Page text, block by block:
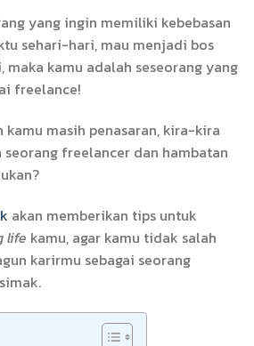
yang ingin memiliki kebebasan
sehari-hari, mau menjadi bos
kamu adalah seseorang yang
freelance!
masih penasaran, kira-kira
freelancer dan hambatan
akan memberikan tips untuk
life kamu, agar kamu tidak salah
karirmu sebagai seorang